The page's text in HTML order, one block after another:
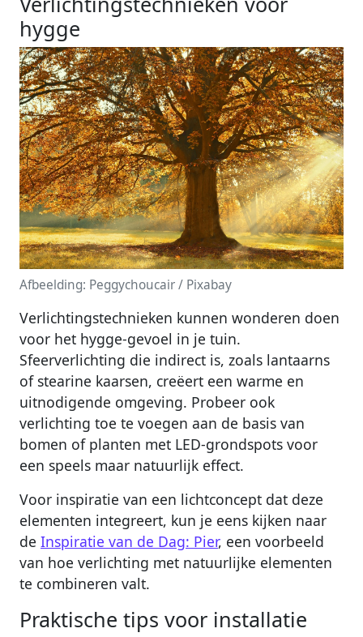
hygge
Afbeelding: Peggychoucair / Pixabay
Verlichtingstechnieken kunnen wonderen doen
voor het hygge-gevoel in je tuin.
Sfeerverlichting die indirect is, zoals lantaarns
of stearine kaarsen, creëert een warme en
uitnodigende omgeving. Probeer ook
verlichting toe te voegen aan de basis van
bomen of planten met LED-grondspots voor
een speels maar natuurlijk effect.
Voor inspiratie van een lichtconcept dat deze
elementen integreert, kun je eens kijken naar
de Inspiratie van de Dag: Pier, een voorbeeld
van hoe verlichting met natuurlijke elementen
te combineren valt.
Praktische tips voor installatie